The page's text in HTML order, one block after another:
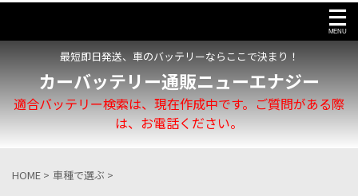
最短即日発送、車のバッテリーならここで決まり！
カーバッテリー通販ニューエナジー
適合バッテリー検索は、現在作成中です。ご質問がある際
は、お電話ください。
HOME > 車種で選ぶ >